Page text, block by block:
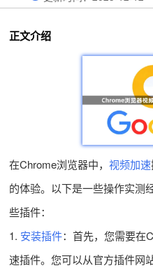
正文介绍
在Chrome浏览器中， 视频加速
的体验。以下是一些操作实测
些插件：
1. 安装插件：首先，您需要在
速插件。您可以从官方插件网